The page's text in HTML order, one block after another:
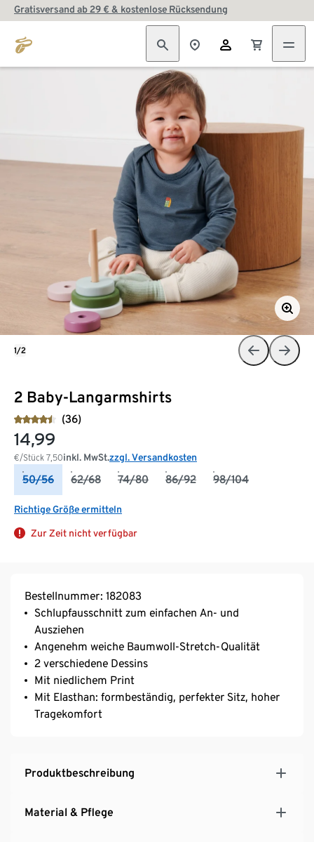
Gratisversand ab 29 € & kostenlose Rücksendung
2 Baby-Langarmshirts
(36)
14,99
€/Stück 7,50inkl. MwSt.zzgl. Versandkosten
50/56 62/68 74/80 86/92 98/104
Richtige Größe ermitteln
Zur Zeit nicht verfügbar
1/2
Bestellnummer: 182083
Schlupfausschnitt zum einfachen An- und
Ausziehen
Angenehm weiche Baumwoll-Stretch-Qualität
2 verschiedene Dessins
Mit niedlichem Print
Mit Elasthan: formbeständig, perfekter Sitz, hoher
Tragekomfort
Produktbeschreibung
Material & Pflege